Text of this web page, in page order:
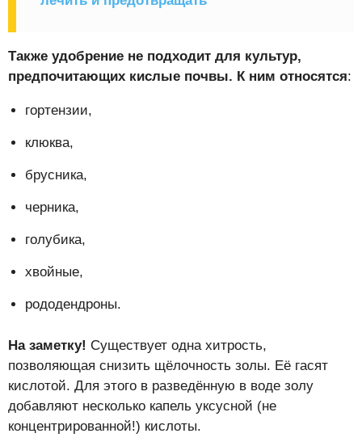
Также удобрение не подходит для культур,
предпочитающих кислые почвы. К ним относятся:
гортензии,
клюква,
брусника,
черника,
голубика,
хвойные,
рододендроны.
На заметку! Существует одна хитрость,
позволяющая снизить щёлочность золы. Её гасят
кислотой. Для этого в разведённую в воде золу
добавляют несколько капель уксусной (не
концентрированной!) кислоты.